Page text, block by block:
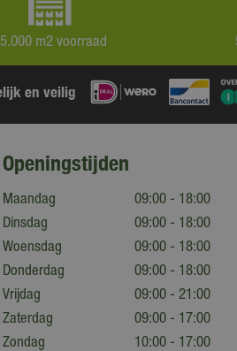
m2 voorraad
en veilig
Openingstijden
Maandag
09:00 - 18:00
Dinsdag
09:00 - 18:00
Woensdag
09:00 - 18:00
Donderdag
09:00 - 18:00
Vrijdag
09:00 - 21:00
Zaterdag
09:00 - 17:00
Zondag
10:00 - 17:00